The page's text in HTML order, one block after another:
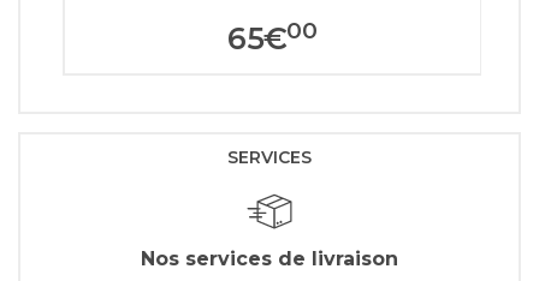
65€00
SERVICES
Nos services de livraison